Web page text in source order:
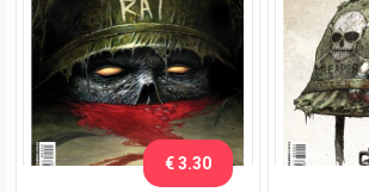
€ 3.30